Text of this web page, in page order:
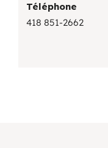
Téléphone
418 851-2662